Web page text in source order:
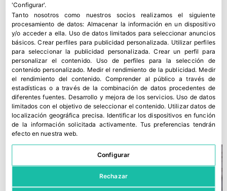
Asturiana de Fertilizantes defiende su continuidad en
Avilés
30 julio, 2026
'Configurar'.
Tanto nosotros como nuestros socios realizamos el siguiente
procesamiento de datos: Almacenar la información en un dispositivo
y/o acceder a ella. Uso de datos limitados para seleccionar anuncios
básicos.Crear perfiles para publicidad personalizada. Utilizar perfiles
para seleccionar la publicidad personalizada.Crear un perfil para
personalizar el contenido. Uso de perfiles para la selección de
contenido personalizado. Medir el rendimiento de la publicidad. Medir
el rendimiento del contenido.Comprender al público a través de
estadísticas o a través de la combinación de datos procedentes de
diferentes fuentes. Desarrollo y mejora de los servicios. Uso de datos
limitados con el objetivo de seleccionar el contenido. Utilizar datos de
localización geográfica precisa. Identificar los dispositivos en función
de la información solicitada activamente. Tus preferencias tendrán
efecto en nuestra web.
Configurar
Rechazar